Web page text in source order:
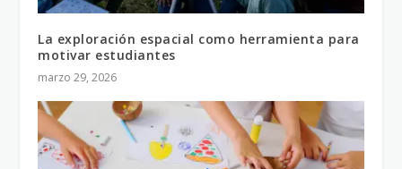
La exploración espacial como herramienta para
motivar estudiantes
marzo 29, 2026